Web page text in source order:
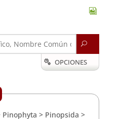
U
 OPCIONES
Pinophyta > Pinopsida >